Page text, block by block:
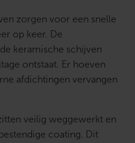
zorgen voor een snelle
op keer. De
keramische schijven
ontstaat. Er hoeven
afdichtingen vervangen
veilig weggewerkt en
coating. Dit